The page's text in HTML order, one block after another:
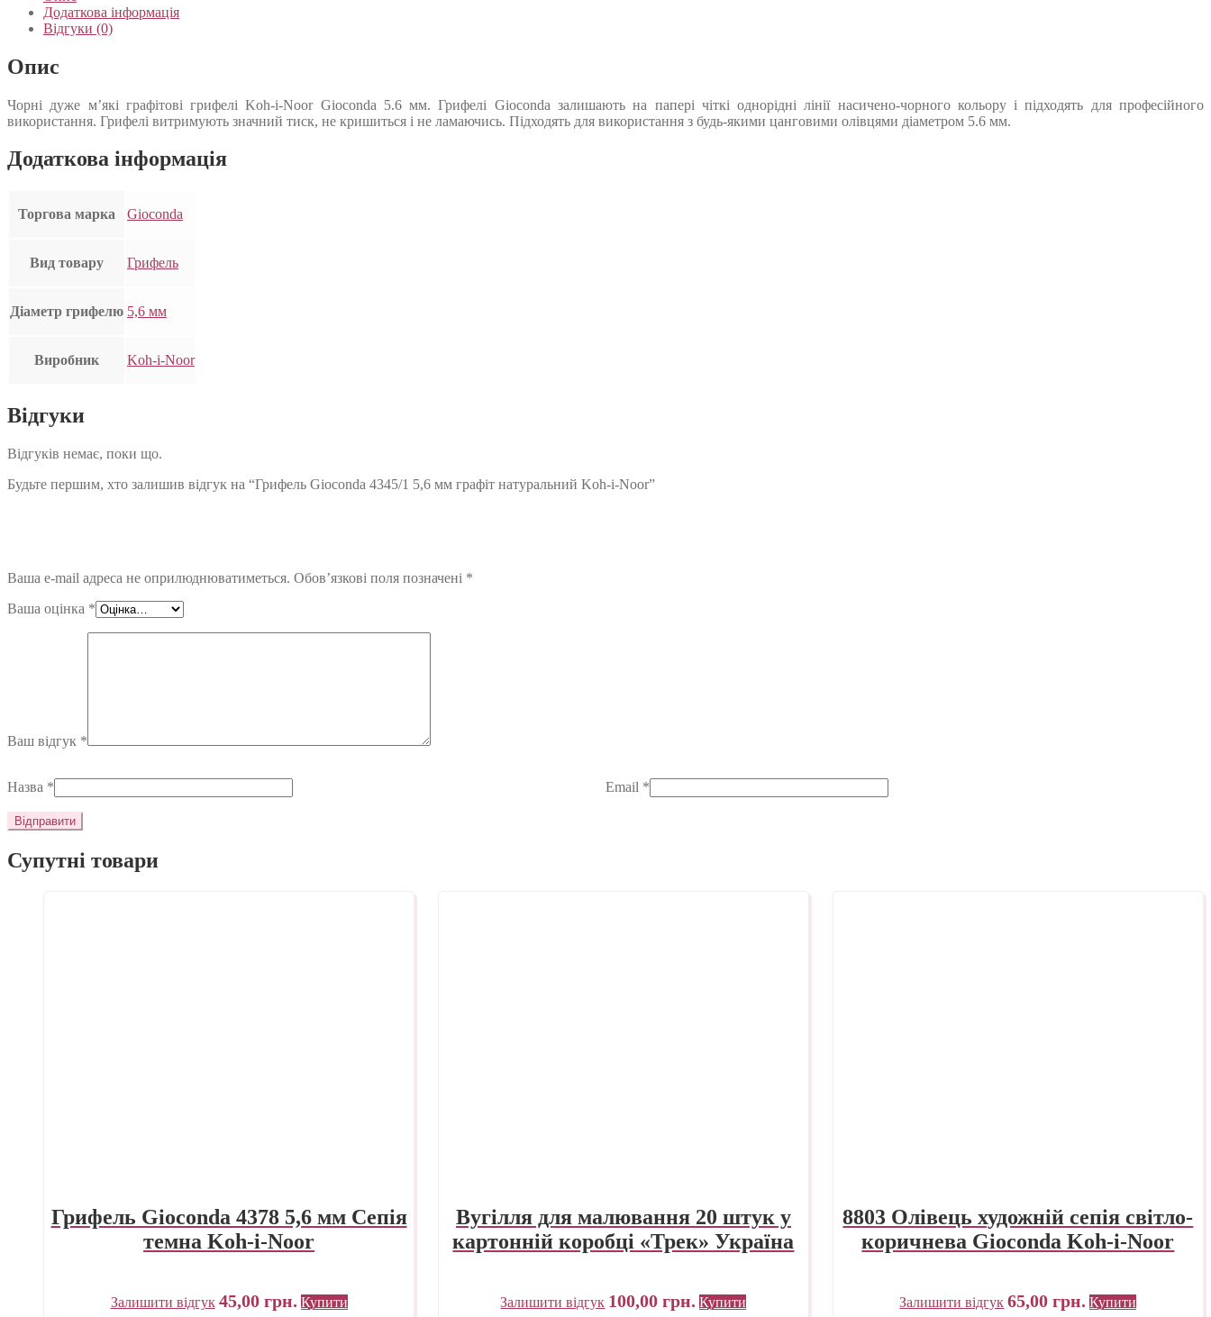
Додаткова інформація
Відгуки (0)
Опис
Чорні дуже м’які графітові грифелі Koh-i-Noor Gioconda 5.6 мм. Грифелі Gioconda залишають на папері чіткі однорідні лінії насичено-чорного кольору і підходять для професійного
використання. Грифелі витримують значний тиск, не кришиться і не ламаючись. Підходять для використання з будь-якими цанговими олівцями діаметром 5.6 мм.
Додаткова інформація
Торгова марка Gioconda
Вид товару Грифель
Діаметр грифелю 5,6 мм
Виробник Koh-i-Noor
Відгуки
Відгуків немає, поки що.
Будьте першим, хто залишив відгук на “Грифель Gioconda 4345/1 5,6 мм графіт натуральний Koh-i-Noor”
Ваша e-mail адреса не оприлюднюватиметься. Обов’язкові поля позначені *
Ваша оцінка *
Ваш відгук *
Назва * Email *
Супутні товари
Грифель Gioconda 4378 5,6 мм Сепія
темна Koh-i-Noor
Залишити відгук 45,00 грн. Купити
Вугілля для малювання 20 штук у
картонній коробці «Трек» Україна
Залишити відгук 100,00грн. Купити
8803 Олівець художній сепія світло-
коричнева Gioconda Koh-i-Noor
Залишити відгук 65,00грн. Купити